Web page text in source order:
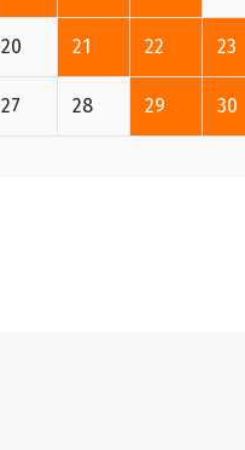
20 21 22 23
27 28 29 30